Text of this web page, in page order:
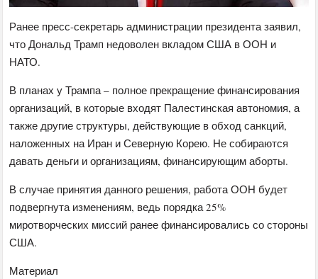
Ранее пресс-секретарь администрации президента заявил,
что Дональд Трамп недоволен вкладом США в ООН и
НАТО.
В планах у Трампа – полное прекращение финансирования
организаций, в которые входят Палестинская автономия, а
также другие структуры, действующие в обход санкций,
наложенных на Иран и Северную Корею. Не собираются
давать деньги и организациям, финансирующим аборты.
В случае принятия данного решения, работа ООН будет
подвергнута изменениям, ведь порядка 25%
миротворческих миссий ранее финансировались со стороны
США.
Материал